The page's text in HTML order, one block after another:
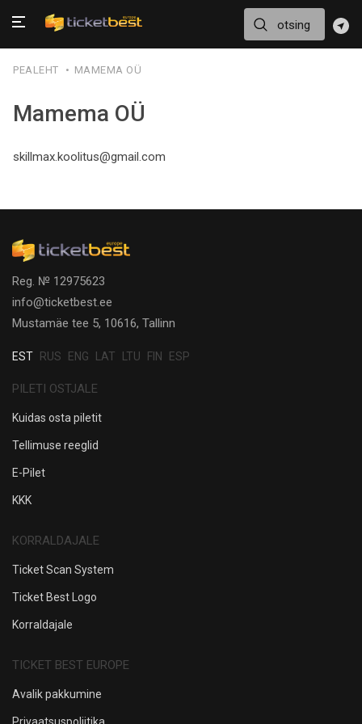
PEALEHT MAMEMA OÜ
Mamema OÜ
skillmax.koolitus@gmail.com
Reg. № 12975623
info@ticketbest.ee
Mustamäe tee 5, 10616, Tallinn
EST RUS ENG LAT LTU FIN ESP
PILETI OSTJALE
Kuidas osta piletit
Tellimuse reeglid
E-Pilet
KKK
KORRALDAJALE
Ticket Scan System
Ticket Best Logo
Korraldajale
TICKET BEST EUROPE
Avalik pakkumine
Privaatsuspoliitika